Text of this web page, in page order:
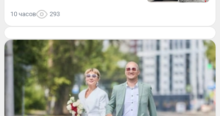
10 часов 293